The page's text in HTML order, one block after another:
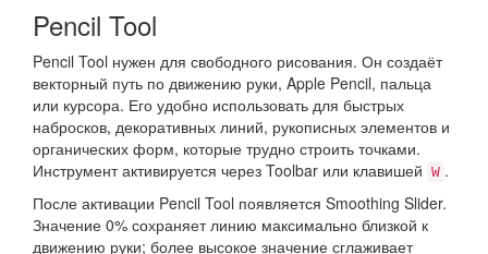
Pencil Tool
Pencil Tool нужен для свободного рисования. Он создаёт
векторный путь по движению руки, Apple Pencil, пальца
или курсора. Его удобно использовать для быстрых
набросков, декоративных линий, рукописных элементов и
органических форм, которые трудно строить точками.
Инструмент активируется через Toolbar или клавишей W .
После активации Pencil Tool появляется Smoothing Slider.
Значение 0% сохраняет линию максимально близкой к
движению руки; более высокое значение сглаживает